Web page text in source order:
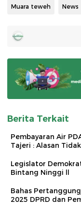
Muara teweh News
Berita Terkait
Pembayaran Air
Tajeri : Alasan
Legislator
Bintang Ninggi ll
Bahas
2025 DPRD dan